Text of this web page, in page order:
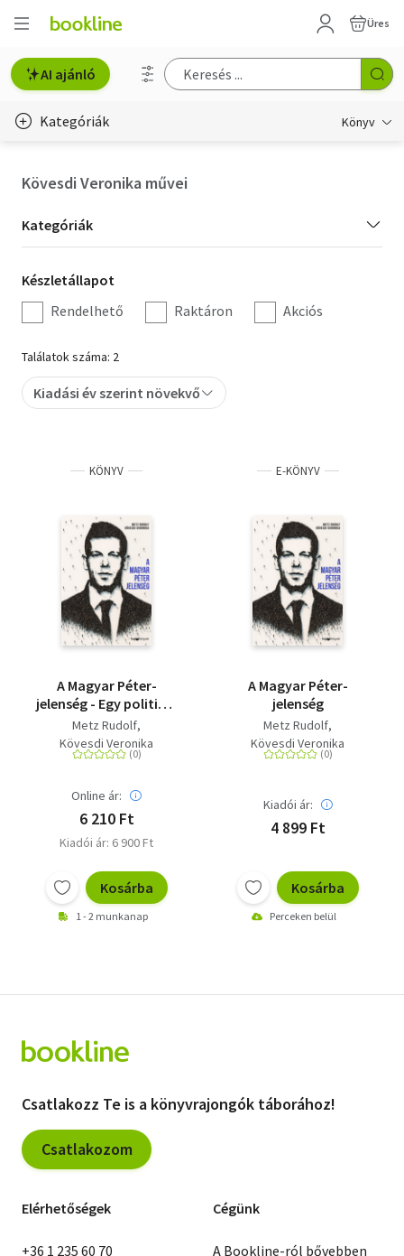
Üres
AI ajánló
Kategóriák Könyv
Hobbi, szabadidő
Irodalom
Művészet
Szakkönyv
Tankönyv, segédkönyv
Társadalomtudomány
Természettudomány
Történelem
Kövesdi Veronika művei
Kategória
szűrés
Kategóriák
Készletállapot
szűrés
Készletállapot
Rendelhető
Raktáron Akciós
Találatok száma: 2
Kiadási év szerint növekvő
KÖNYV
A Magyar Péter-
jelenség - Egy politikai
felemelkedés
anatómiája
Metz Rudolf
Kövesdi Veronika
Online ár:
6 210 Ft
Kiadói ár: 6 900 Ft
Kosárba
1 - 2 munkanap
E-KÖNYV
A Magyar Péter-
jelenség
Metz Rudolf
Kövesdi Veronika
Kiadói ár:
4 899 Ft
Kosárba
Perceken belül
Csatlakozz Te is a könyvrajongók táborához!
Csatlakozom
Elérhetőségek
+36 1 235 60 70
Cégünk
A Bookline-ról bővebben